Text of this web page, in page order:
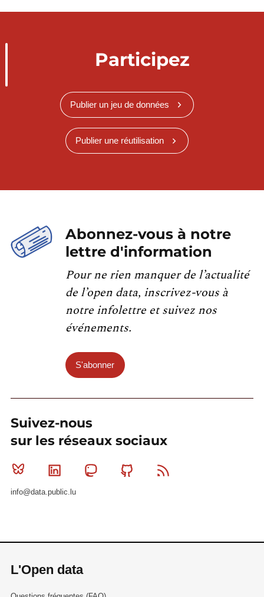
Participez
Publier un jeu de données
Publier une réutilisation
Abonnez-vous à notre
lettre d'information
Pour ne rien manquer de l’actualité
de l’open data, inscrivez-vous à
notre infolettre et suivez nos
événements.
S'abonner
Suivez-nous
sur les réseaux sociaux
Bluesky Linkedin MastodonGithub
info@data.public.lu
L'Open data